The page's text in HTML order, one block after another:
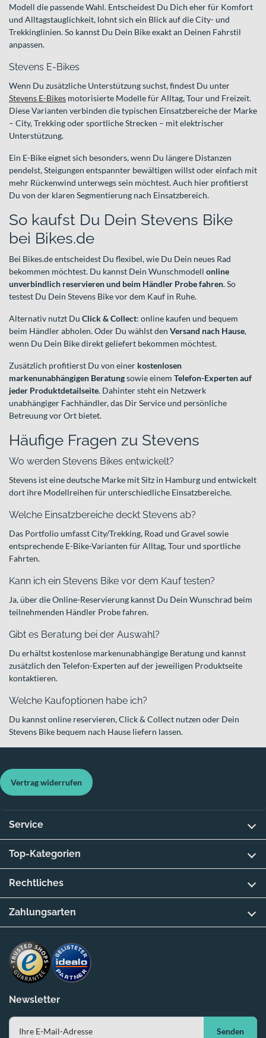
Modell die passende Wahl. Entscheidest Du Dich eher für Komfort
und Alltagstauglichkeit, lohnt sich ein Blick auf die City- und
Trekkinglinien. So kannst Du Dein Bike exakt an Deinen Fahrstil
anpassen.
Stevens E-Bikes
Wenn Du zusätzliche Unterstützung suchst, findest Du unter
Stevens E-Bikes motorisierte Modelle für Alltag, Tour und Freizeit.
Diese Varianten verbinden die typischen Einsatzbereiche der Marke
– City, Trekking oder sportliche Strecken – mit elektrischer
Unterstützung.
Ein E-Bike eignet sich besonders, wenn Du längere Distanzen
pendelst, Steigungen entspannter bewältigen willst oder einfach mit
mehr Rückenwind unterwegs sein möchtest. Auch hier profitierst
Du von der klaren Segmentierung nach Einsatzbereich.
So kaufst Du Dein Stevens Bike
bei Bikes.de
Bei Bikes.de entscheidest Du flexibel, wie Du Dein neues Rad
bekommen möchtest. Du kannst Dein Wunschmodell online
unverbindlich reservieren und beim Händler Probe fahren. So
testest Du Dein Stevens Bike vor dem Kauf in Ruhe.
Alternativ nutzt Du Click & Collect: online kaufen und bequem
beim Händler abholen. Oder Du wählst den Versand nach Hause,
wenn Du Dein Bike direkt geliefert bekommen möchtest.
Zusätzlich profitierst Du von einer kostenlosen
markenunabhängigen Beratungsowie einem Telefon-Experten auf
jeder Produktdetailseite. Dahinter steht ein Netzwerk
unabhängiger Fachhändler, das Dir Service und persönliche
Betreuung vor Ort bietet.
Häufige Fragen zu Stevens
Wo werden Stevens Bikes entwickelt?
Stevens ist eine deutsche Marke mit Sitz in Hamburg und entwickelt
dort ihre Modellreihen für unterschiedliche Einsatzbereiche.
Welche Einsatzbereiche deckt Stevens ab?
Das Portfolio umfasst City/Trekking, Road und Gravel sowie
entsprechende E-Bike-Varianten für Alltag, Tour und sportliche
Fahrten.
Kann ich ein Stevens Bike vor dem Kauf testen?
Ja, über die Online-Reservierung kannst Du Dein Wunschrad beim
teilnehmenden Händler Probe fahren.
Gibt es Beratung bei der Auswahl?
Du erhältst kostenlose markenunabhängige Beratung und kannst
zusätzlich den Telefon-Experten auf der jeweiligen Produktseite
kontaktieren.
Welche Kaufoptionen habe ich?
Du kannst online reservieren, Click & Collect nutzen oder Dein
Stevens Bike bequem nach Hause liefern lassen.
Newsletter
Senden
Vertrag widerrufen
Service
Top-Kategorien
Rechtliches
Zahlungsarten